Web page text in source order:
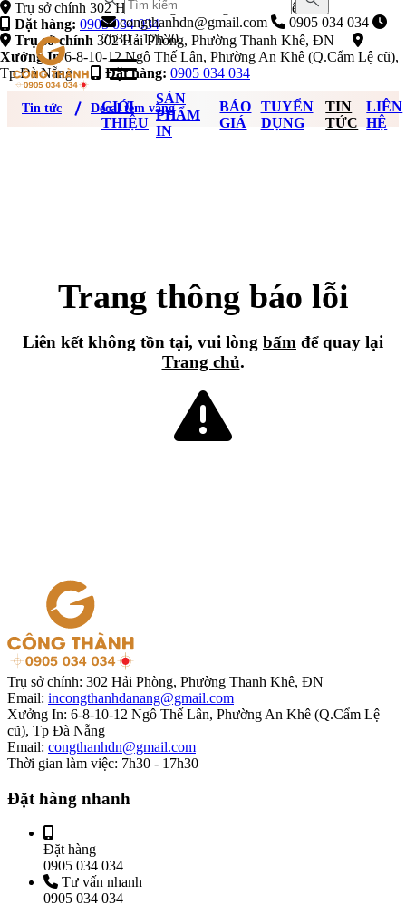
Trụ sở chính 302 Hải Phòng, Phường Thanh Khê, ĐN
Đặt hàng: 0905 034 034
Trụ sở chính 302 Hải Phòng, Phường Thanh Khê, ĐN
Xưởng In6-8-10-12 Ngô Thế Lân, Phường An Khê (Q.Cẩm Lệ cũ),
Tp Đà Nẵng
Đặt hàng: 0905 034 034
congthanhdn@gmail.com
0905 034 034
7h30 - 17h30
GIỚI
THIỆU
SẢN
PHẨM
IN
BÁO
GIÁ
TUYỂN
DỤNG
TIN
TỨC
LIÊN
HỆ
Tin tức Decal tem vàng
Trang thông báo lỗi
Liên kết không tồn tại, vui lòng bấm để quay lại
Trang chủ.
Trụ sở chính: 302 Hải Phòng, Phường Thanh Khê, ĐN
Email: incongthanhdanang@gmail.com
Xưởng In: 6-8-10-12 Ngô Thế Lân, Phường An Khê (Q.Cẩm Lệ
cũ), Tp Đà Nẵng
Email: congthanhdn@gmail.com
Thời gian làm việc: 7h30 - 17h30
Đặt hàng nhanh
Đặt hàng
0905 034 034
Tư vấn nhanh
0905 034 034